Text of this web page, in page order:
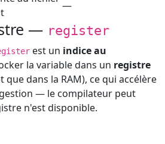
—
— register
est un indice au
la variable dans un registre
que dans la RAM), ce qui accélère
— le compilateur peut
n'est disponible.